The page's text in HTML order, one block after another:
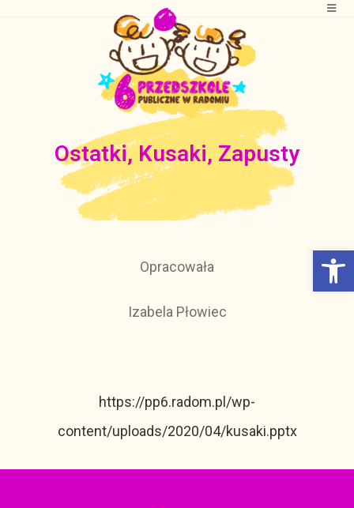
Otwórz Pasek narzędzi
Ostatki, Kusaki, Zapusty
Opracowała
Izabela Płowiec
https://pp6.radom.pl/wp-
content/uploads/2020/04/kusaki.pptx